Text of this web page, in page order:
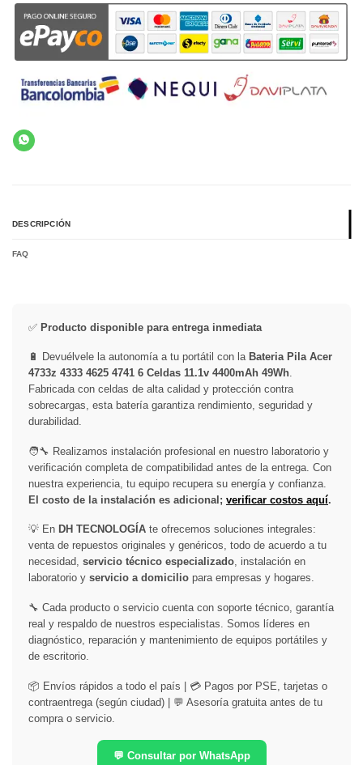
DESCRIPCIÓN
FAQ
✅ Producto disponible para entrega inmediata
🔋 Devuélvele la autonomía a tu portátil con la Bateria Pila Acer
4733z 4333 4625 4741 6 Celdas 11.1v 4400mAh 49Wh.
Fabricada con celdas de alta calidad y protección contra
sobrecargas, esta batería garantiza rendimiento, seguridad y
durabilidad.
🧑‍🔧 Realizamos instalación profesional en nuestro laboratorio y
verificación completa de compatibilidad antes de la entrega. Con
nuestra experiencia, tu equipo recupera su energía y confianza.
El costo de la instalación es adicional; verificar costos aquí.
💡 En DH TECNOLOGÍA te ofrecemos soluciones integrales:
venta de repuestos originales y genéricos, todo de acuerdo a tu
necesidad, servicio técnico especializado, instalación en
laboratorio y servicio a domicilio para empresas y hogares.
🔧 Cada producto o servicio cuenta con soporte técnico, garantía
real y respaldo de nuestros especialistas. Somos líderes en
diagnóstico, reparación y mantenimiento de equipos portátiles y
de escritorio.
📦 Envíos rápidos a todo el país | 💳 Pagos por PSE, tarjetas o
contraentrega (según ciudad) | 💬 Asesoría gratuita antes de tu
compra o servicio.
💬 Consultar por WhatsApp